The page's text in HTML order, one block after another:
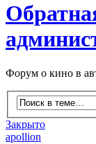
Форум о кино в
Закрыто
apollion